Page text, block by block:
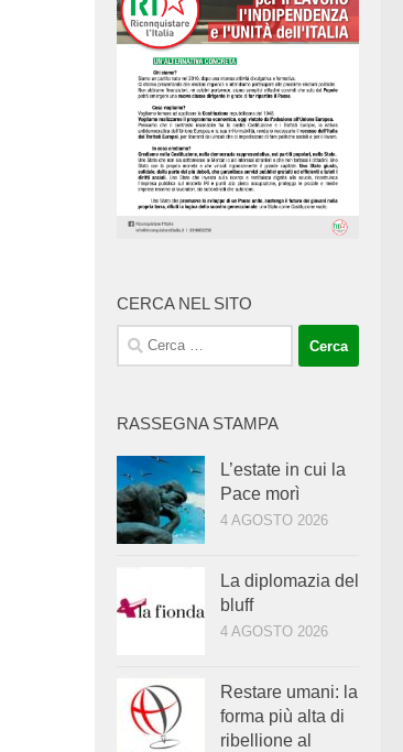
CERCA NEL SITO
Ricerca
per:
RASSEGNA STAMPA
L’estate in cui la
Pace morì
4 AGOSTO 2026
La diplomazia del
bluff
4 AGOSTO 2026
Restare umani: la
forma più alta di
ribellione al